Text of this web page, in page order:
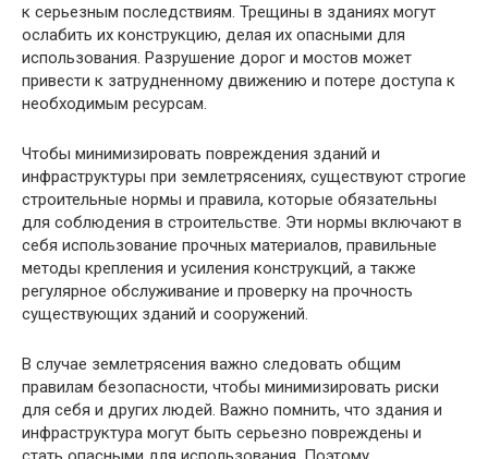
к серьезным последствиям. Трещины в зданиях могут
ослабить их конструкцию, делая их опасными для
использования. Разрушение дорог и мостов может
привести к затрудненному движению и потере доступа к
необходимым ресурсам.
Чтобы минимизировать повреждения зданий и
инфраструктуры при землетрясениях, существуют строгие
строительные нормы и правила, которые обязательны
для соблюдения в строительстве. Эти нормы включают в
себя использование прочных материалов, правильные
методы крепления и усиления конструкций, а также
регулярное обслуживание и проверку на прочность
существующих зданий и сооружений.
В случае землетрясения важно следовать общим
правилам безопасности, чтобы минимизировать риски
для себя и других людей. Важно помнить, что здания и
инфраструктура могут быть серьезно повреждены и